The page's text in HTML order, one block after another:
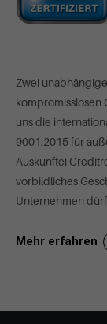
Zwei
kompromisslosen
uns die
9001:2015 für
Auskunftei
vorbildliches
Unternehmen
Mehr erfahren